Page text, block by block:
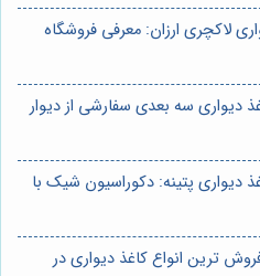
لاکچری ارزان: معرفی فروشگاه
دیواری سه بعدی سفارشی از دیوار
دیواری پتینه: دکوراسیون شیک با
ترین انواع کاغذ دیواری در